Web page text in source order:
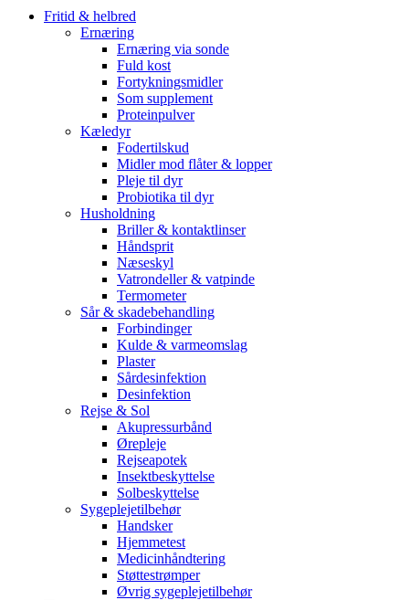
Fritid & helbred
Ernæring
Ernæring via sonde
Fuld kost
Fortykningsmidler
Som supplement
Proteinpulver
Kæledyr
Fodertilskud
Midler mod flåter & lopper
Pleje til dyr
Probiotika til dyr
Husholdning
Briller & kontaktlinser
Håndsprit
Næseskyl
Vatrondeller & vatpinde
Termometer
Sår & skadebehandling
Forbindinger
Kulde & varmeomslag
Plaster
Sårdesinfektion
Desinfektion
Rejse & Sol
Akupressurbånd
Ørepleje
Rejseapotek
Insektbeskyttelse
Solbeskyttelse
Sygeplejetilbehør
Handsker
Hjemmetest
Medicinhåndtering
Støttestrømper
Øvrig sygeplejetilbehør